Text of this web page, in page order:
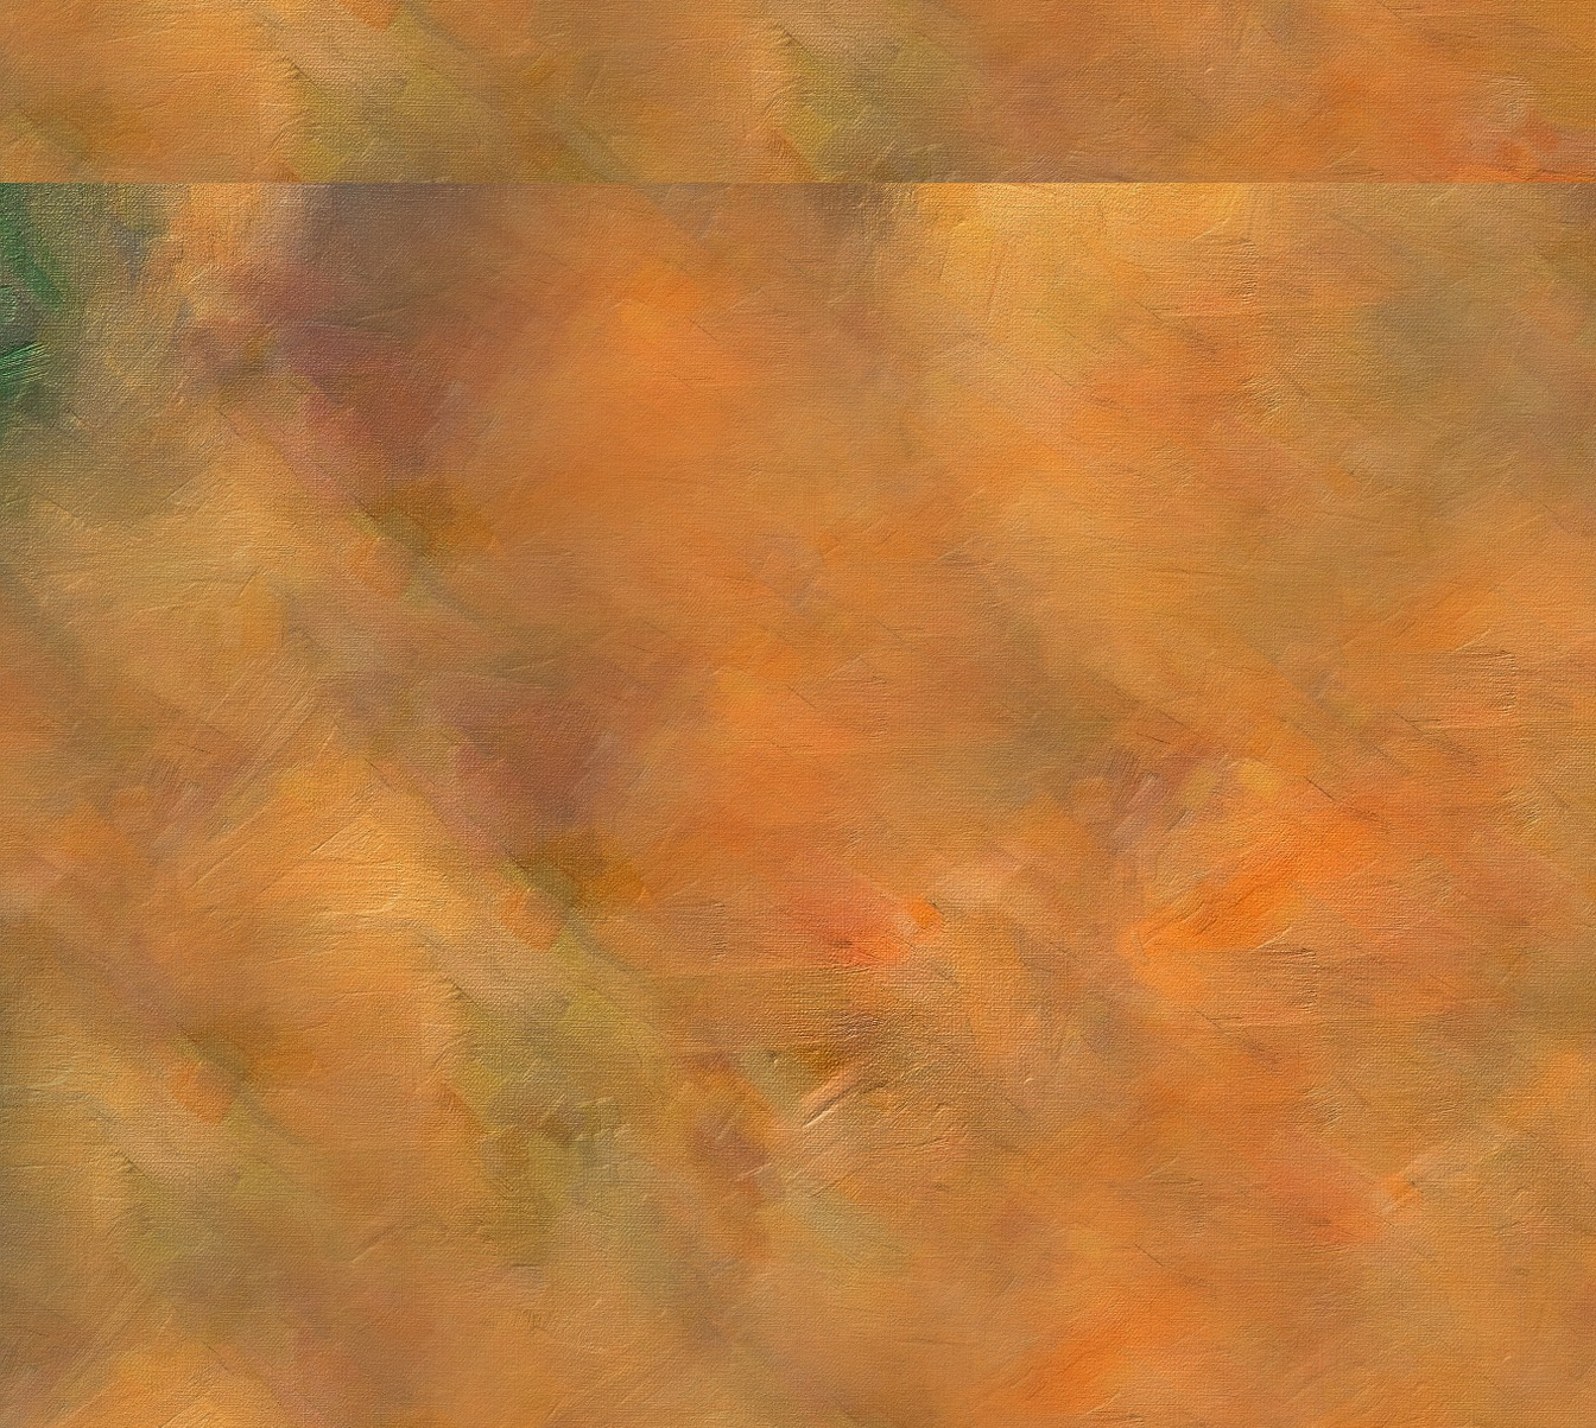
Saturno Sol. 16 de agosto a 12 de septiembre de 2025Sol. 18 de julio a 15 de agosto de 2025Sol. 2 de agosto de 2025 Cúmulo globular M4
Cúmulo globular M13 Sol. 22 de junio a 11 de julio de 2025 Sol. 6 a 20 de junio de 2025 Sol. 13 de mayo a 5 de junio de 2025Sol. 1 y 14 de junio de 2025 (2 láminas)
Sol. 31 de mayo de 2025 Sol. 19 al 28 de mayo de 2025 (10 láminas)